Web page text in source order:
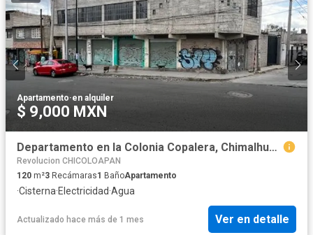
Apartamento·en alquiler
$ 9,000 MXN
Departamento en la Colonia Copalera, Chimalhuacán, Estado de México.
Revolucion CHICOLOAPAN
120 m²3 Recámaras1 BañoApartamento
·Cisterna·Electricidad·Agua
Actualizado hace más de 1 mes Ver en detalle